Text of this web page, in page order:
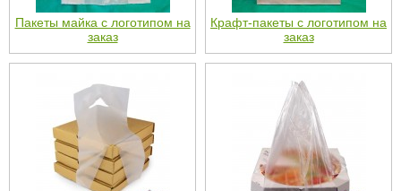
Пакеты майка с логотипом на
заказ
Крафт-пакеты с логотипом на
заказ